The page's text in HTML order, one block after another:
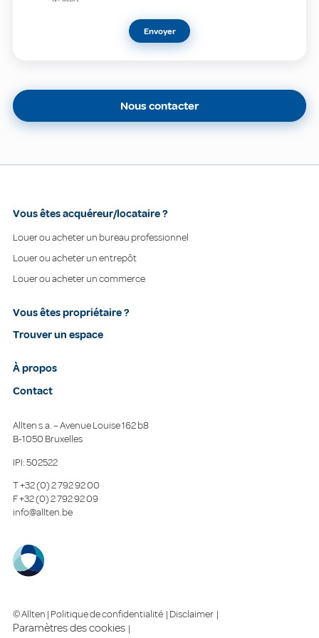
Envoyer
Nous contacter
Vous êtes acquéreur/locataire ?
Louer ou acheter un bureau professionnel
Louer ou acheter un entrepôt
Louer ou acheter un commerce
Vous êtes propriétaire ?
Trouver un espace
À propos
Contact
Allten s.a. – Avenue Louise 162 b8
B-1050 Bruxelles
IPI: 502522
T+32 (0) 2 792 92 00
F+32 (0) 2 792 92 09
info@allten.be
© Allten | Politique de confidentialité | Disclaimer |
Paramètres des cookies |